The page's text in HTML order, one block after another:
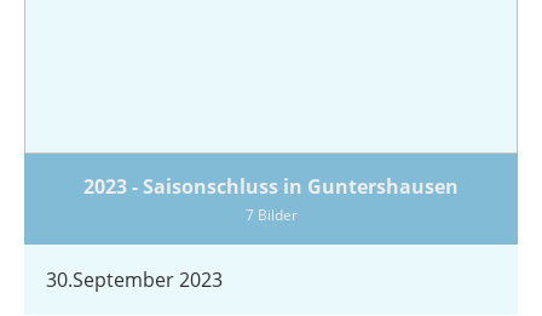
2023 - Saisonschluss in Guntershausen
7 Bilder
30.September 2023